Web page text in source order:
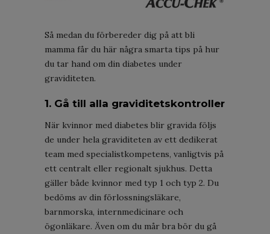
Så medan du förbereder dig på att bli
mamma får du här några smarta tips på hur
du tar hand om din diabetes under
graviditeten.
1. Gå till alla graviditetskontroller
När kvinnor med diabetes blir gravida följs
de under hela graviditeten av ett dedikerat
team med specialistkompetens, vanligtvis på
ett centralt eller regionalt sjukhus. Detta
gäller både kvinnor med typ 1 och typ 2. Du
bedöms av din förlossningsläkare,
barnmorska, internmedicinare och
ögonläkare. Även om du mår bra bör du gå